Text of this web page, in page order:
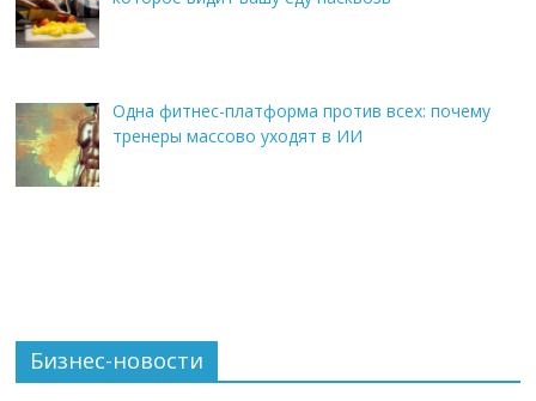
Одна фитнес-платформа против всех: почему
тренеры массово уходят в ИИ
Бизнес-новости